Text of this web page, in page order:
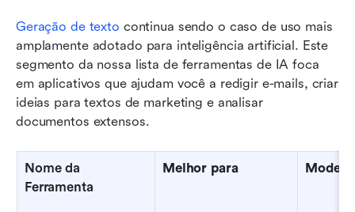
Geração de texto continua sendo o caso de uso mais
amplamente adotado para inteligência artificial. Este
segmento da nossa lista de ferramentas de IA foca
em aplicativos que ajudam você a redigir e-mails, criar
ideias para textos de marketing e analisar
documentos extensos.
Nome da
Ferramenta
Melhor para Modelo